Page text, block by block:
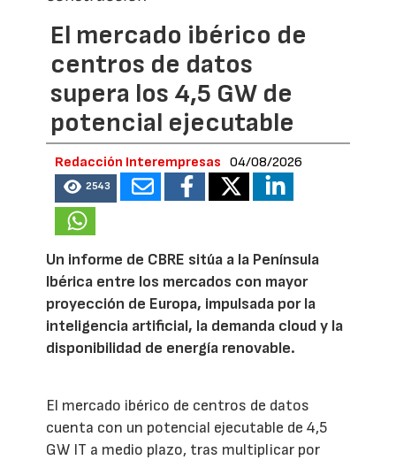
El mercado ibérico de
centros de datos
supera los 4,5 GW de
potencial ejecutable
Redacción Interempresas 04/08/2026
2543
Un informe de CBRE sitúa a la Península
Ibérica entre los mercados con mayor
proyección de Europa, impulsada por la
inteligencia artificial, la demanda cloud y la
disponibilidad de energía renovable.
El mercado ibérico de centros de datos
cuenta con un potencial ejecutable de 4,5
GW IT a medio plazo, tras multiplicar por